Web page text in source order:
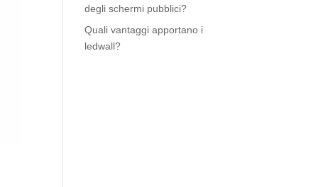
degli schermi pubblici?
Quali vantaggi apportano i
ledwall?